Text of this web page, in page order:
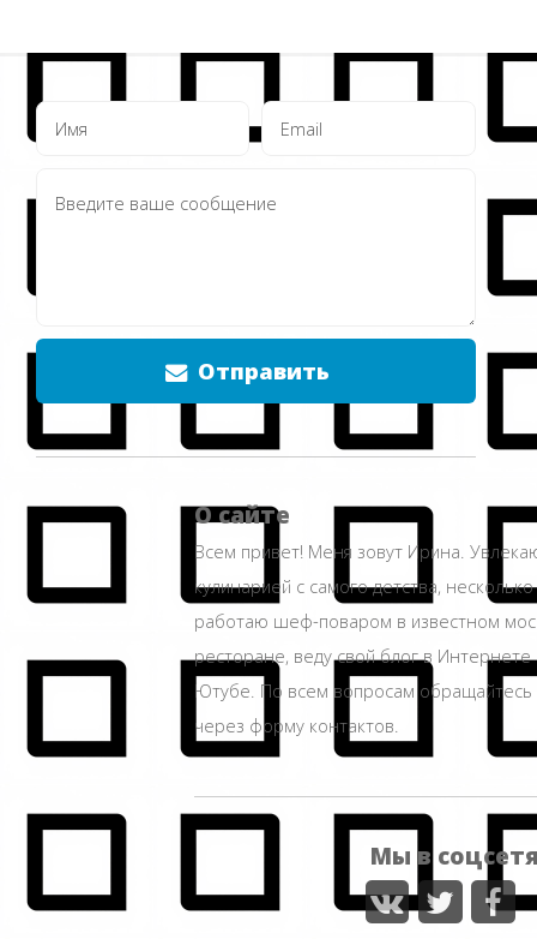
Отправить
О сайте
Всем привет! Меня зовут Ирина.
кулинарией с самого детства,
работаю шеф-поваром в известном
ресторане, веду свой блог в Интернете
Ютубе. По всем вопросам
через форму контактов.
Мы в